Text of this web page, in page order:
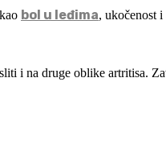
bol u leđima, ukočenost
i na druge oblike artritisa.